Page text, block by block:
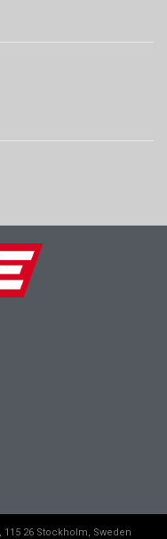
26 Stockholm, Sweden